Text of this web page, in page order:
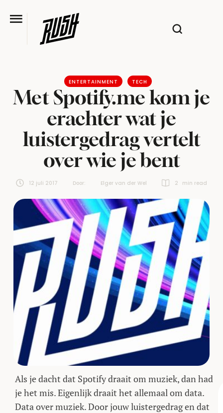
ENTERTAINMENT TECH
Met Spotify.me kom je
erachter wat je
luistergedrag vertelt
over wie je bent
12 juli 2017 Door: Elger van der Wel 2 min read
Als je dacht dat Spotify draait om muziek, dan had
je het mis. Eigenlijk draait het allemaal om data.
Data over muziek. Door jouw luistergedrag en dat